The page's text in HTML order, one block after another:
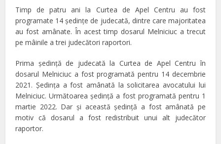
Timp de patru ani la Curtea de Apel Centru au fost
programate 14 şedinţe de judecată, dintre care majoritatea
au fost amânate. În acest timp dosarul Melniciuc a trecut
pe mâinile a trei judecători raportori.
Prima şedinţă de judecată la Curtea de Apel Centru în
dosarul Melniciuc a fost programată pentru 14 decembrie
2021. Şedinţa a fost amânată la solicitarea avocatului lui
Melniciuc. Următoarea şedinţă a fost programată pentru 1
martie 2022. Dar şi această şedinţă a fost amânată pe
motiv că dosarul a fost redistribuit unui alt judecător
raportor.